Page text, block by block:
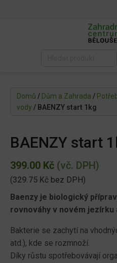
Domů / Dům a Zahrada /
vody / BAENZY start 1kg
BAENZY start
399.00 Kč (vč. DPH)
(329.75 Kč bez DPH)
Baenzy je biologický
rovnováhy v novém jezírku
Bakterie se zachytí na
atd.), kde se rozmnoží.
Díky růstu spotřebovávají